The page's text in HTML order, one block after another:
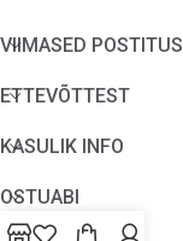
VIIMASED
ETTEVÕTTEST
KASULIK INFO
OSTUABI